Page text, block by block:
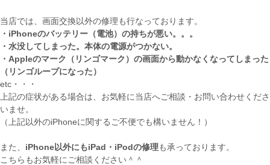
当店では、画面交換以外の修理も行なっております。
・iPhoneのバッテリー（電池）の持ちが悪い。。。
・水没してしまった。本体の電源がつかない。
・Appleのマーク（リンゴマーク）の画面から動かなくなってしまった
（リンゴループになった）
etc・・・
上記の症状がある場合は、お気軽に当店へご相談・お問い合わせくださ
いませ。
（上記以外のiPhoneに関するご不便でも構いません！）
また、 iPhone以外にもiPad・iPodの修理も承っております。
こちらもお気軽にご相談ください＾＾